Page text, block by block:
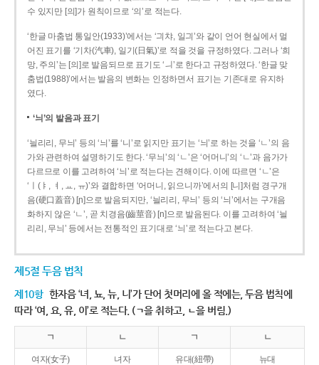
수 있지만 [의]가 원칙이므로 ‘의’로 적는다.
‘한글 마춤법 통일안(1933)’에서는 ‘긔챠, 일긔’와 같이 언어 현실에서 멀
어진 표기를 ‘기차(汽車), 일기(日氣)’로 적을 것을 규정하였다. 그러나 ‘희
망, 주의’는 [의]로 발음되므로 표기도 ‘ㅢ’로 한다고 규정하였다. ‘한글 맞
춤법(1988)’에서는 발음의 변화는 인정하면서 표기는 기존대로 유지하
였다.
‘늬’의 발음과 표기
‘늴리리, 무늬’ 등의 ‘늬’를 ‘니’로 읽지만 표기는 ‘늬’로 하는 것을 ‘ㄴ’의 음
가와 관련하여 설명하기도 한다. ‘무늬’의 ‘ㄴ’은 ‘어머니’의 ‘ㄴ’과 음가가
다르므로 이를 고려하여 ‘늬’로 적는다는 견해이다. 이에 따르면 ‘ㄴ’은
‘ㅣ(ㅑ, ㅕ, ㅛ, ㅠ)’와 결합하면 ‘어머니, 읽으니까’에서의 [니]처럼 경구개
음(硬口蓋音) [ɲ]으로 발음되지만, ‘늴리리, 무늬’ 등의 ‘늬’에서는 구개음
화하지 않은 ‘ㄴ’, 곧 치경음(齒莖音) [n]으로 발음된다. 이를 고려하여 ‘늴
리리, 무늬’ 등에서는 전통적인 표기대로 ‘늬’로 적는다고 본다.
제5절 두음 법칙
제10항 한자음 ‘녀, 뇨, 뉴, 니’가 단어 첫머리에 올 적에는, 두음 법칙에
따라 ‘여, 요, 유, 이’로 적는다. (ㄱ을 취하고, ㄴ을 버림.)
ㄱ ㄴ ㄱ ㄴ
여자(女子) 녀자 유대(紐帶) 뉴대